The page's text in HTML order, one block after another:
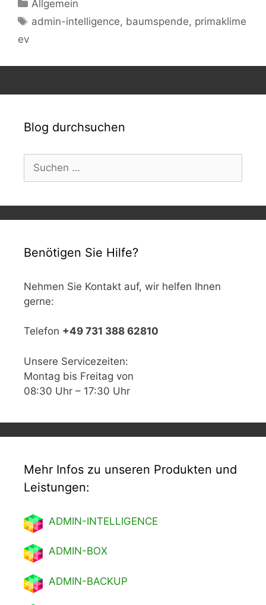
Allgemein
Schlagwörter
admin-intelligence, baumspende, primaklime
ev
Blog durchsuchen
nach:
Benötigen Sie Hilfe?
Nehmen Sie Kontakt auf, wir helfen Ihnen
gerne:
Telefon +49 731 388 62810
Unsere Servicezeiten:
Montag bis Freitag von
08:30 Uhr – 17:30 Uhr
Mehr Infos zu unseren Produkten und
Leistungen:
ADMIN-INTELLIGENCE
ADMIN-BOX
ADMIN-BACKUP